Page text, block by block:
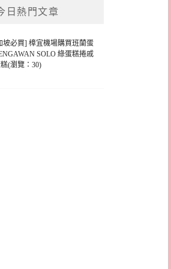
日熱門文章
坡必買] 樟宜機場購買班蘭蛋
SOLO 綠蛋糕捲戚
(瀏覽：30)